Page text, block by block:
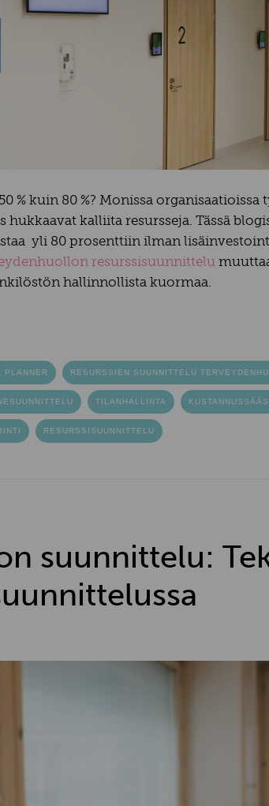
% kuin 80 %? Monissa organisaatioissa
kalliita resursseja. Tässä
yli 80 prosenttiin ilman
resurssisuunnittelu
hallinnollista kuormaa.
PLANNER RESURSSIEN SUUNNITTELU
TILANHALLINTA
RESURSSISUUNNITTELU
suunnittelu: